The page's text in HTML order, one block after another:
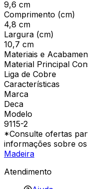
9,6 cm
Comprimento (cm)
4,8 cm
Largura (cm)
10,7 cm
Materiais e
Material Principal
Liga de Cobre
Características
Marca
Deca
Modelo
9115-2
*Consulte ofertas
informações sobre
Madeira
Atendimento